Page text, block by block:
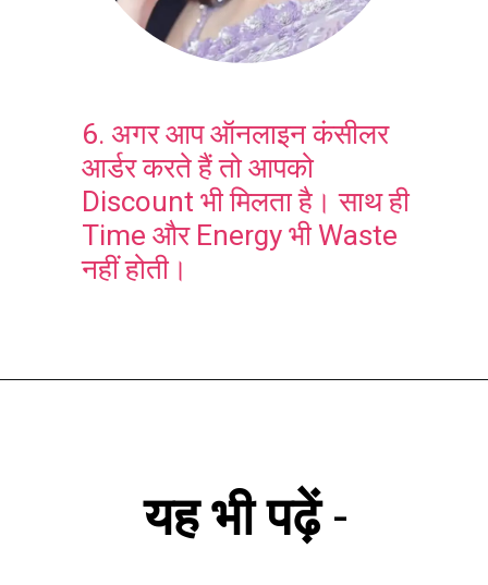
6. अगर आप ऑनलाइन कंसीलर
आर्डर करते हैं तो आपको
Discount भी मिलता है। साथ ही
Time और Energy भी Waste
नहीं होती।
यह भी पढ़ें-